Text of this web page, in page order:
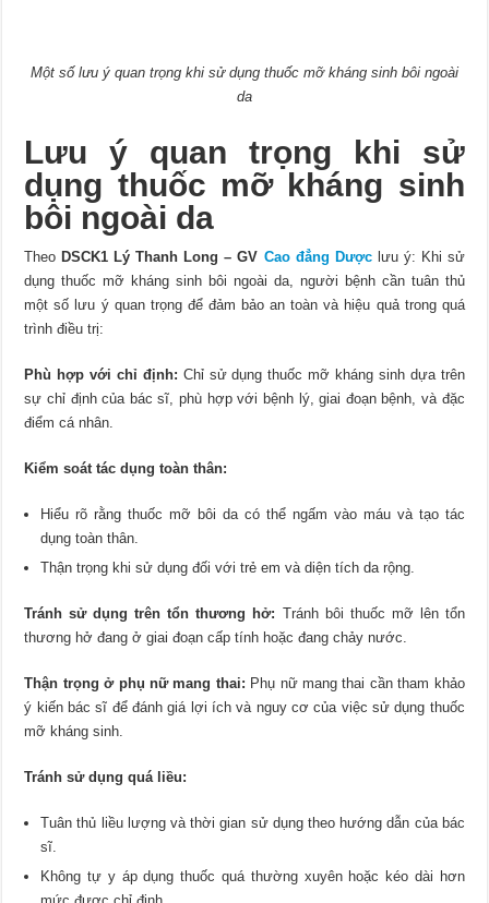
Một số lưu ý quan trọng khi sử dụng thuốc mỡ kháng sinh bôi ngoài
da
Lưu ý quan trọng khi sử
dụng thuốc mỡ kháng sinh
bôi ngoài da
TheoDSCK1 Lý Thanh Long – GV Cao đẳng Dượclưu ý: Khi sử
dụng thuốc mỡ kháng sinh bôi ngoài da, người bệnh cần tuân thủ
một số lưu ý quan trọng để đảm bảo an toàn và hiệu quả trong quá
trình điều trị:
Phù hợp với chỉ định: Chỉ sử dụng thuốc mỡ kháng sinh dựa trên
sự chỉ định của bác sĩ, phù hợp với bệnh lý, giai đoạn bệnh, và đặc
điểm cá nhân.
Kiểm soát tác dụng toàn thân:
Hiểu rõ rằng thuốc mỡ bôi da có thể ngấm vào máu và tạo tác
dụng toàn thân.
Thận trọng khi sử dụng đối với trẻ em và diện tích da rộng.
Tránh sử dụng trên tổn thương hở: Tránh bôi thuốc mỡ lên tổn
thương hở đang ở giai đoạn cấp tính hoặc đang chảy nước.
Thận trọng ở phụ nữ mang thai: Phụ nữ mang thai cần tham khảo
ý kiến bác sĩ để đánh giá lợi ích và nguy cơ của việc sử dụng thuốc
mỡ kháng sinh.
Tránh sử dụng quá liều:
Tuân thủ liều lượng và thời gian sử dụng theo hướng dẫn của bác
sĩ.
Không tự y áp dụng thuốc quá thường xuyên hoặc kéo dài hơn